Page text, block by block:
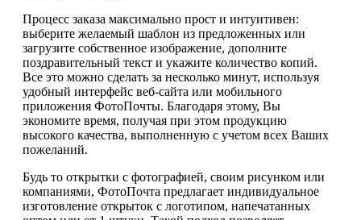
Процесс заказа максимально прост и интуитивен:
выберите желаемый шаблон из предложенных или
загрузите собственное изображение, дополните
поздравительный текст и укажите количество копий.
Все это можно сделать за несколько минут, используя
удобный интерфейс веб-сайта или мобильного
приложения ФотоПочты. Благодаря этому, Вы
экономите время, получая при этом продукцию
высокого качества, выполненную с учетом всех Ваших
пожеланий.
Будь то открытки с фотографией, своим рисунком или
компаниями, ФотоПочта предлагает индивидуальное
изготовление открыток с логотипом, напечатанных